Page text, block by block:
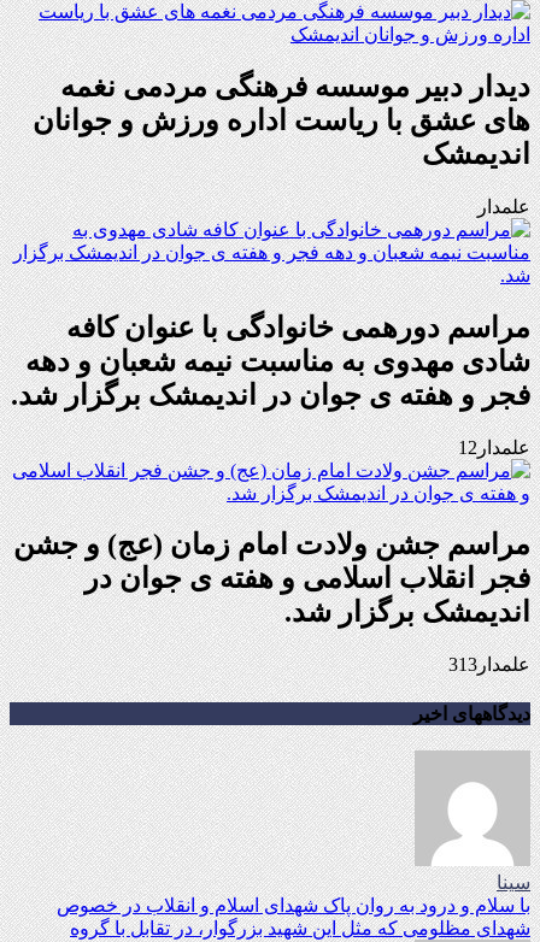
دیدار دبیر موسسه فرهنگی مردمی نغمه
های عشق با ریاست اداره ورزش و جوانان
اندیمشک
علمدار
مراسم دورهمی خانوادگی با عنوان کافه
شادی مهدوی به مناسبت نیمه شعبان و دهه
فجر و هفته ی جوان در اندیمشک برگزار شد.
علمدار12
مراسم جشن ولادت امام زمان (عج) و جشن
فجر انقلاب اسلامی و هفته ی جوان در
اندیمشک برگزار شد.
علمدار313
دیدگاههای اخیر
سینا
با سلام و درود به روان پاک شهدای اسلام و انقلاب در خصوص
شهدای مظلومی که مثل این شهید بزرگوار، در تقابل با گروه